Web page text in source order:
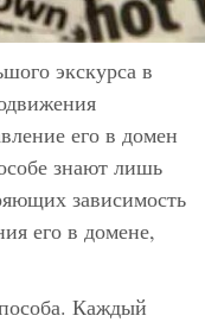
экскурса в
его в домен
знают лишь
зависимость
его в домене,
Каждый